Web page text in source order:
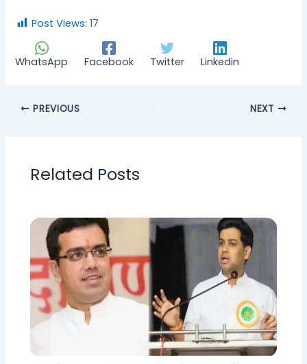
Post Views: 17
WhatsApp Facebook Twitter Linkedin
PREVIOUS NEXT
Related Posts